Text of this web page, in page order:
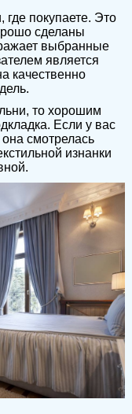
покупаете. Это
сделаны
выбранные
является
качественно
то хорошим
Если у вас
смотрелась
изнанки